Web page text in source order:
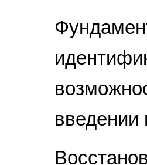
введении